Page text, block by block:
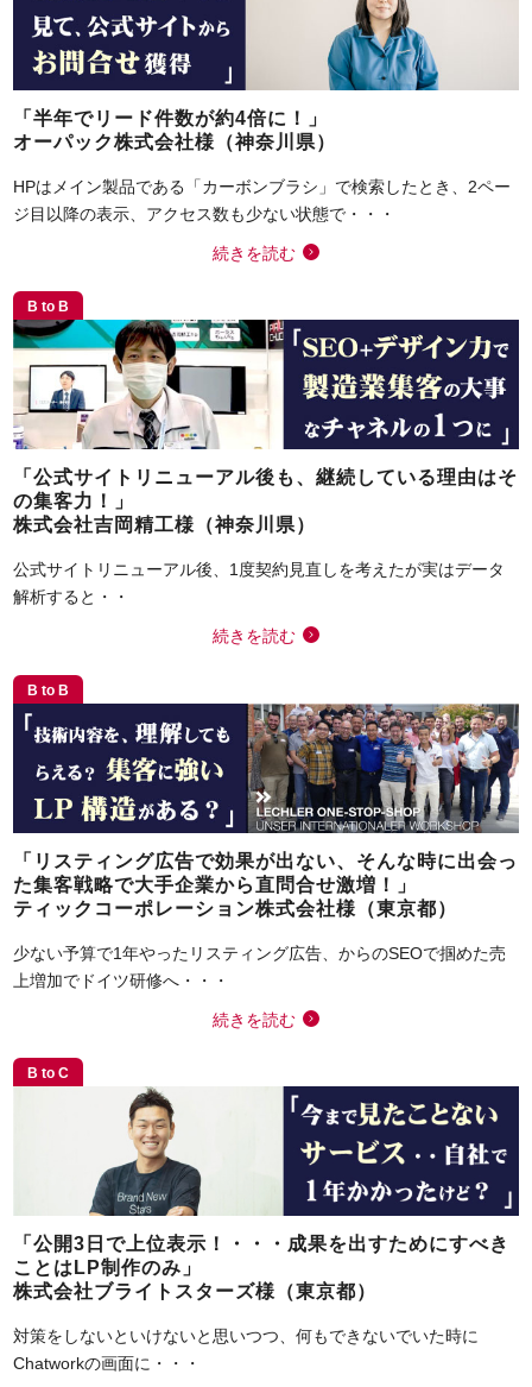
「半年でリード件数が約4倍に！」
オーパック株式会社様（神奈川県）
HPはメイン製品である「カーボンブラシ」で検索したとき、2ペー
ジ目以降の表示、アクセス数も少ない状態で・・・
続きを読む
B to B
「公式サイトリニューアル後も、継続している理由はそ
の集客力！」
株式会社吉岡精工様（神奈川県）
公式サイトリニューアル後、1度契約見直しを考えたが実はデータ
解析すると・・
続きを読む
B to B
「リスティング広告で効果が出ない、そんな時に出会っ
た集客戦略で大手企業から直問合せ激増！」
ティックコーポレーション株式会社様（東京都）
少ない予算で1年やったリスティング広告、からのSEOで掴めた売
上増加でドイツ研修へ・・・
続きを読む
B to C
「公開3日で上位表示！・・・成果を出すためにすべき
ことはLP制作のみ」
株式会社ブライトスターズ様（東京都）
対策をしないといけないと思いつつ、何もできないでいた時に
Chatworkの画面に・・・